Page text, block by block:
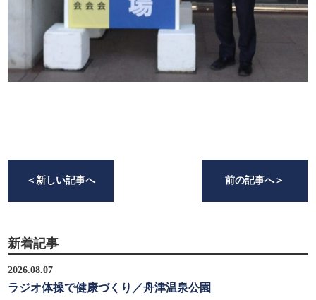
前の記事へ＞
＜ 新しい記事へ
新着記事
2026.08.07
ラジオ体操で健康づくり／舟津温泉公園